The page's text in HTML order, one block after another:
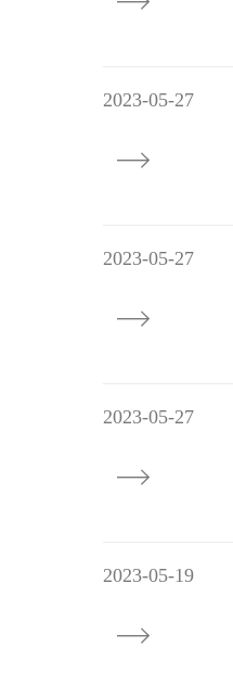
2023-05-27

2023-05-27

2023-05-27

2023-05-19
